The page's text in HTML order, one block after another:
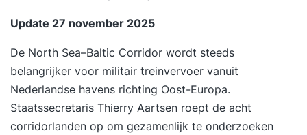
Update 27 november 2025
De North Sea–Baltic Corridor wordt steeds
belangrijker voor militair treinvervoer vanuit
Nederlandse havens richting Oost-Europa.
Staatssecretaris Thierry Aartsen roept de acht
corridorlanden op om gezamenlijk te onderzoeken